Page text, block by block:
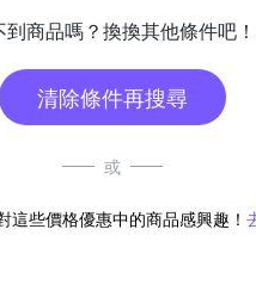
到商品嗎？換換其他條件吧！
清除條件再搜尋
或
這些價格優惠中的商品感興趣！